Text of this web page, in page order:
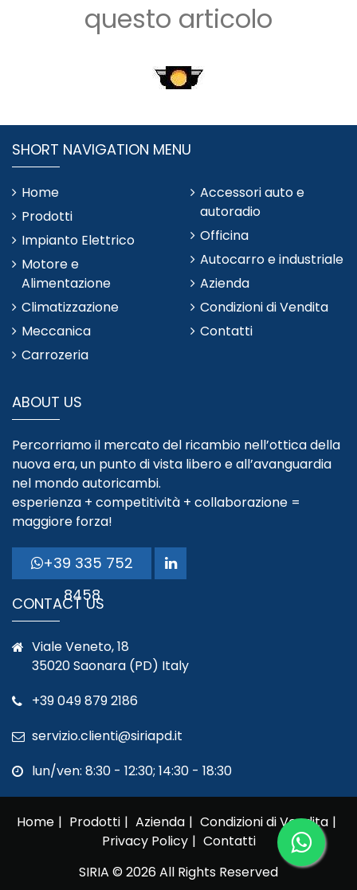
questo articolo
SHORT NAVIGATION MENU
Home
Prodotti
Impianto Elettrico
Motore e
Alimentazione
Climatizzazione
Meccanica
Carrozeria
Accessori auto e
autoradio
Officina
Autocarro e industriale
Azienda
Condizioni di Vendita
Contatti
ABOUT US
Percorriamo il mercato del ricambio nell’ottica della
nuova era, un punto di vista libero e all’avanguardia
nel mondo autoricambi.
esperienza + competitività + collaborazione =
maggiore forza!
+39 335 752
8458
CONTACT US
Viale Veneto, 18
35020 Saonara (PD) Italy
+39 049 879 2186
servizio.clienti@siriapd.it
lun/ven: 8:30 - 12:30; 14:30 - 18:30
Home Prodotti Azienda
Condizioni di Vendita
Privacy Policy
Contatti
SIRIA © 2026 All Rights Reserved